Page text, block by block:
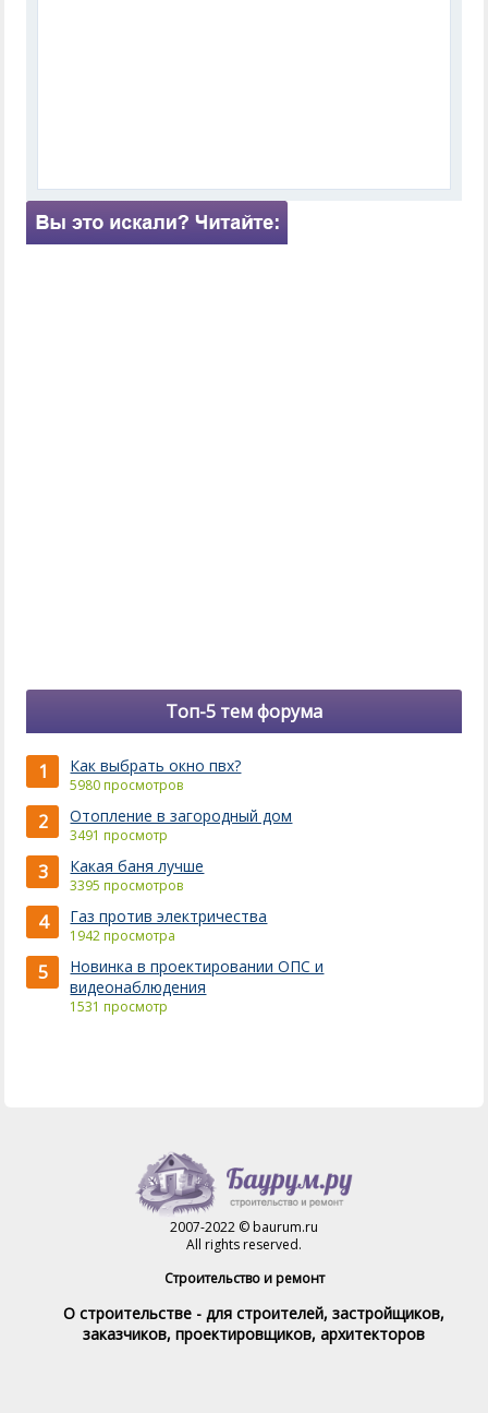
Топ-5 тем форума
1 Как выбрать окно пвх?
5980 просмотров
2 Отопление в загородный дом
3491 просмотр
3 Какая баня лучше
3395 просмотров
4 Газ против электричества
1942 просмотра
5
Новинка в проектировании ОПС и
видеонаблюдения
1531 просмотр
2007-2022 © baurum.ru
All rights reserved.
Строительство и ремонт
О строительстве - для строителей, застройщиков,
заказчиков, проектировщиков, архитекторов